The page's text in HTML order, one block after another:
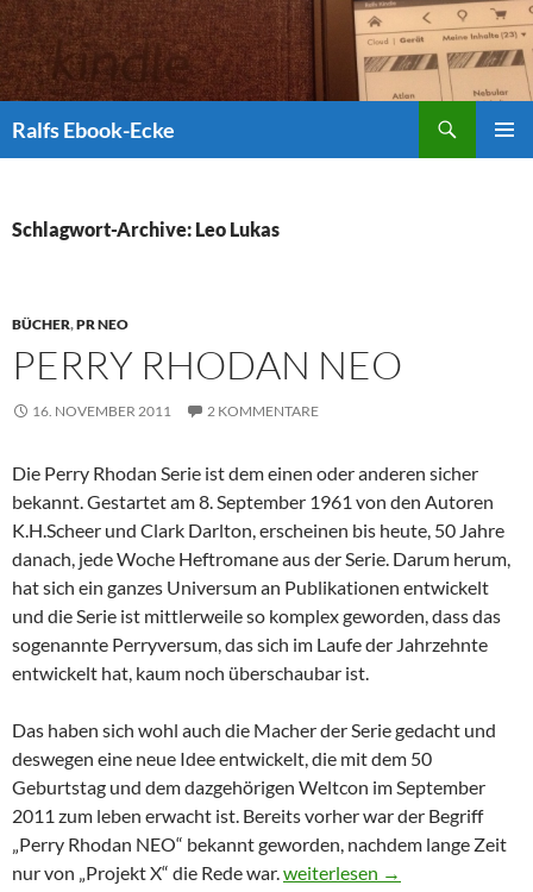
Ralfs Ebook-Ecke
Schlagwort-Archive: Leo Lukas
BÜCHER,PR NEO
PERRY RHODAN NEO
16. NOVEMBER 2011 2 KOMMENTARE
Die Perry Rhodan Serie ist dem einen oder anderen sicher
bekannt. Gestartet am 8. September 1961 von den Autoren
K.H.Scheer und Clark Darlton, erscheinen bis heute, 50 Jahre
danach, jede Woche Heftromane aus der Serie. Darum herum,
hat sich ein ganzes Universum an Publikationen entwickelt
und die Serie ist mittlerweile so komplex geworden, dass das
sogenannte Perryversum, das sich im Laufe der Jahrzehnte
entwickelt hat, kaum noch überschaubar ist.
Das haben sich wohl auch die Macher der Serie gedacht und
deswegen eine neue Idee entwickelt, die mit dem 50
Geburtstag und dem dazgehörigen Weltcon im September
2011 zum leben erwacht ist. Bereits vorher war der Begriff
„Perry Rhodan NEO“ bekannt geworden, nachdem lange Zeit
nur von „Projekt X“ die Rede war.Perry Rhodan NEO
weiterlesen →